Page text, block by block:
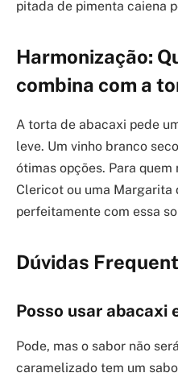
pitada de pimenta caiena
Harmonização:
combina com a
A torta de abacaxi pede
leve. Um vinho branco
ótimas opções. Para
Clericot ou uma Margarita
perfeitamente com essa
Dúvidas
Posso usar abacaxi
Pode, mas o sabor não
caramelizado tem um